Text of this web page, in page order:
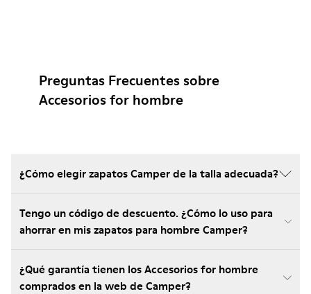
Preguntas Frecuentes sobre
Accesorios for hombre
¿Cómo elegir zapatos Camper de la talla adecuada?
Tengo un código de descuento. ¿Cómo lo uso para
ahorrar en mis zapatos para hombre Camper?
¿Qué garantía tienen los Accesorios for hombre
comprados en la web de Camper?